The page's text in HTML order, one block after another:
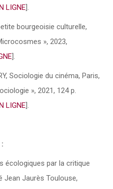
LIGNE].
bourgeoisie culturelle,
», 2023,
].
Sociologie du cinéma, Paris,
», 2021, 124 p.
LIGNE].
écologiques par la critique
Jean Jaurès Toulouse,